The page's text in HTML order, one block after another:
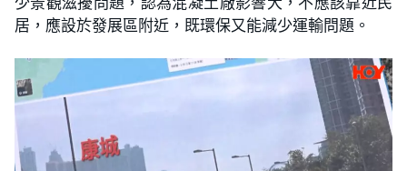
居，應設於發展區附近，既環保又能減少運輸問題。